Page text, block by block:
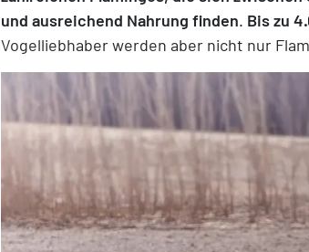
und ausreichend Nahrung finden. Bis zu
Vogelliebhaber werden aber nicht nur